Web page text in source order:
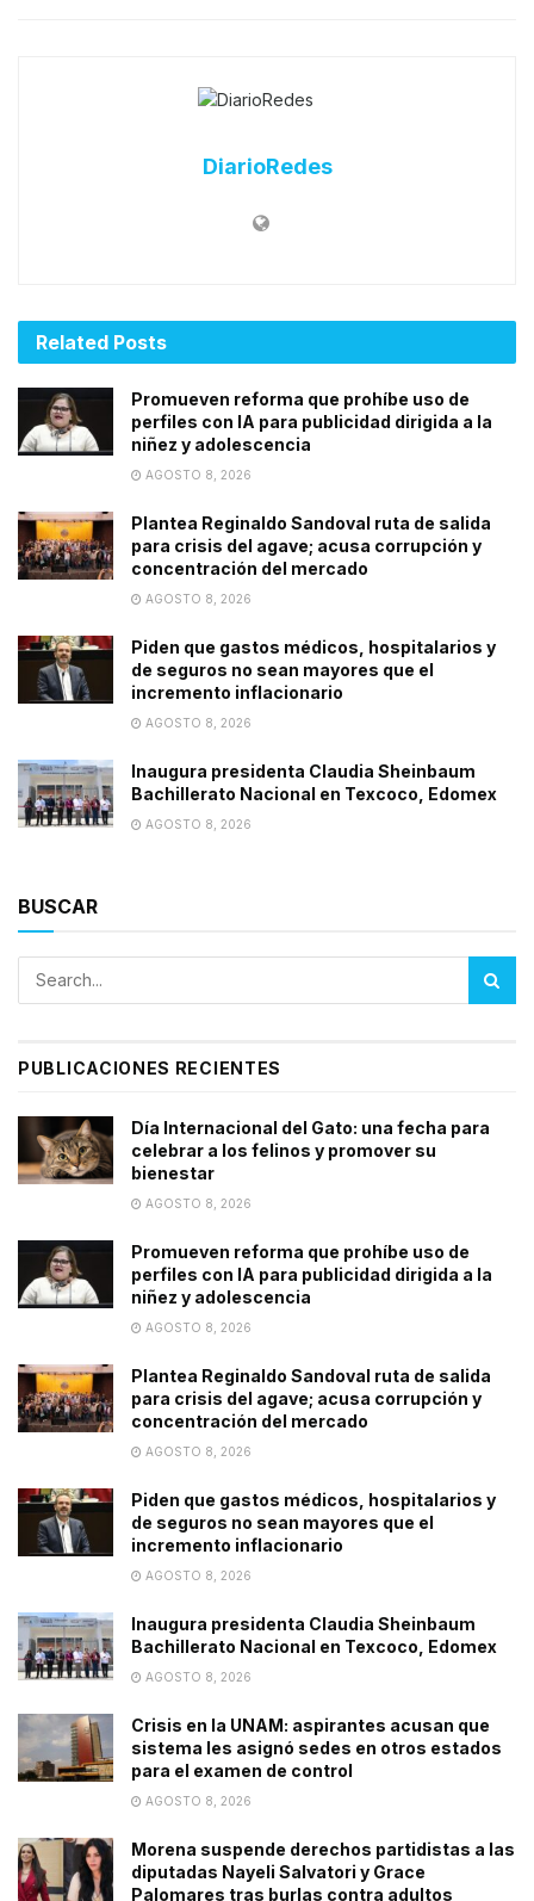
DiarioRedes
Related Posts
Promueven reforma que prohíbe uso de
perfiles con IA para publicidad dirigida a la
niñez y adolescencia
AGOSTO 8, 2026
Plantea Reginaldo Sandoval ruta de salida
para crisis del agave; acusa corrupción y
concentración del mercado
AGOSTO 8, 2026
Piden que gastos médicos, hospitalarios y
de seguros no sean mayores que el
incremento inflacionario
AGOSTO 8, 2026
Inaugura presidenta Claudia Sheinbaum
Bachillerato Nacional en Texcoco, Edomex
AGOSTO 8, 2026
BUSCAR
PUBLICACIONES RECIENTES
Día Internacional del Gato: una fecha para
celebrar a los felinos y promover su
bienestar
AGOSTO 8, 2026
Promueven reforma que prohíbe uso de
perfiles con IA para publicidad dirigida a la
niñez y adolescencia
AGOSTO 8, 2026
Plantea Reginaldo Sandoval ruta de salida
para crisis del agave; acusa corrupción y
concentración del mercado
AGOSTO 8, 2026
Piden que gastos médicos, hospitalarios y
de seguros no sean mayores que el
incremento inflacionario
AGOSTO 8, 2026
Inaugura presidenta Claudia Sheinbaum
Bachillerato Nacional en Texcoco, Edomex
AGOSTO 8, 2026
Crisis en la UNAM: aspirantes acusan que
sistema les asignó sedes en otros estados
para el examen de control
AGOSTO 8, 2026
Morena suspende derechos partidistas a las
diputadas Nayeli Salvatori y Grace
Palomares tras burlas contra adultos